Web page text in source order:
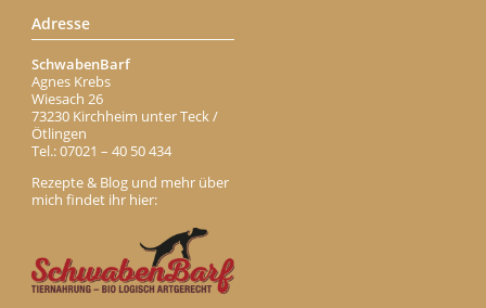
Adresse
SchwabenBarf
Agnes Krebs
Wiesach 26
73230 Kirchheim unter Teck /
Ötlingen
Tel.: 07021 – 40 50 434
Rezepte & Blog und mehr über
mich findet ihr hier: